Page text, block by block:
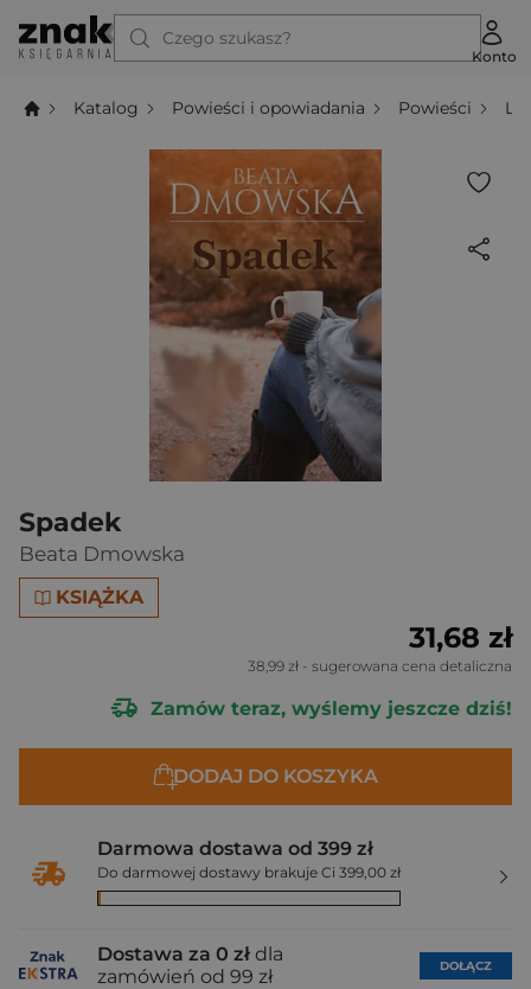
Czego szukasz?
Konto
Katalog Powieści i opowiadania Powieści
Spadek
Beata Dmowska
KSIĄŻKA
31,68 zł
38,99 zł - sugerowana cena detaliczna
Zamów teraz, wyślemy jeszcze dziś!
DODAJ DO KOSZYKA
Darmowa dostawa od 399 zł
Do darmowej dostawy brakuje Ci 399,00 zł
Dostawa za 0 zł dla
zamówień od 99 zł
DOŁĄCZ